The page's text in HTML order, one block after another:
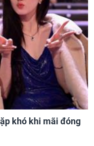
khó khi mãi đóng